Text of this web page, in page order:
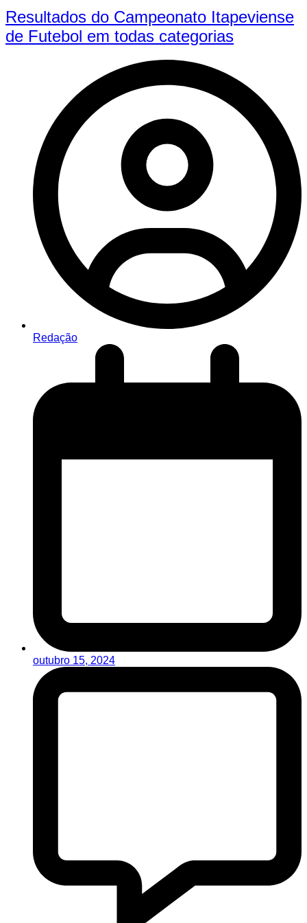
Resultados do Campeonato Itapeviense
de Futebol em todas categorias
Redação
outubro 15, 2024